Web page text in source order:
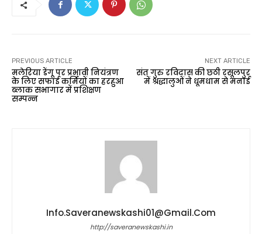
PREVIOUS ARTICLE
मलेरिया डेंगू पर प्रभावी नियंत्रण
के लिए सफाई कर्मियों का हरहुआ
ब्लाक सभागार में प्रशिक्षण
सम्पन्न
NEXT ARTICLE
संत गुरु रविदास की छठी रसूलपुर
में श्रद्धालुओं ने धूमधाम से मनाई
Info.saveranewskashi01@gmail.com
http://saveranewskashi.in